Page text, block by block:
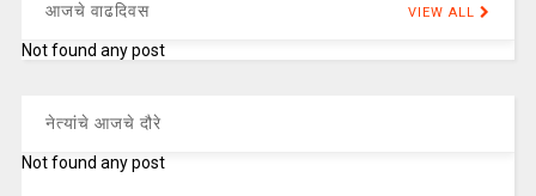
आजचे वाढदिवस VIEW ALL
Not found any post
नेत्यांचे आजचे दौरे
Not found any post